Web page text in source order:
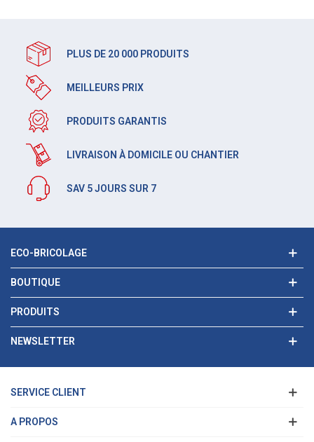
PLUS DE 20 000 PRODUITS
MEILLEURS PRIX
PRODUITS GARANTIS
LIVRAISON À DOMICILE OU CHANTIER
SAV 5 JOURS SUR 7
ECO-BRICOLAGE
BOUTIQUE
PRODUITS
NEWSLETTER
SERVICE CLIENT
A PROPOS